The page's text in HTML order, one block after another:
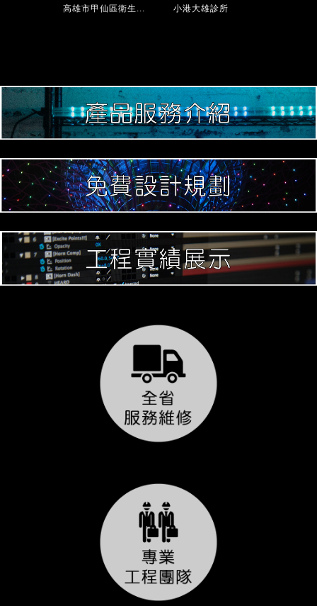
高雄市甲仙區衛生... 小港大雄診所